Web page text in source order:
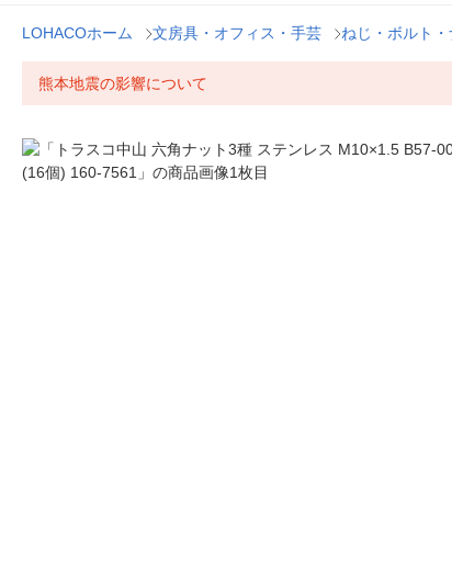
LOHACOホーム 文房具・オフィス・手芸 ねじ・ボルト
熊本地震の影響について